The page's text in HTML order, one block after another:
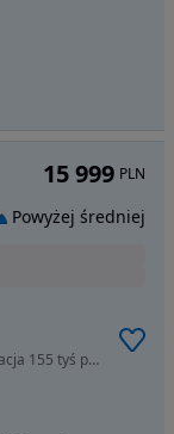
1329 cm3 • 101 KM • 1.3 VVT-i benzyna z Klimatyzacja 155 tyś przebiegu 5 drzwi
15 999 PLN
Powyżej średniej